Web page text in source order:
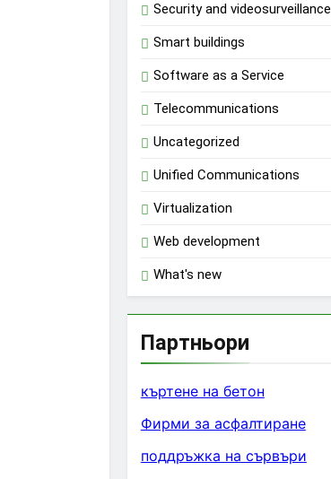
Security and videosurveillance
Smart buildings
Software as a Service
Telecommunications
Uncategorized
Unified Communications
Virtualization
Web development
What's new
Партньори
къртене на бетон
Фирми за асфалтиране
поддръжка на сървъри